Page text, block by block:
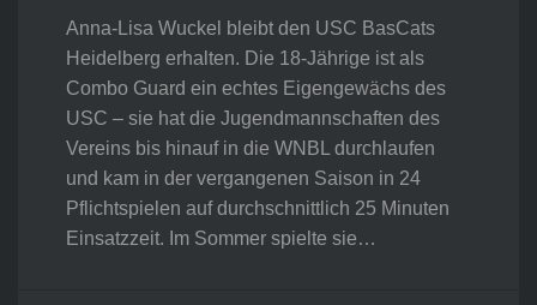
Anna-Lisa Wuckel bleibt den USC BasCats
Heidelberg erhalten. Die 18-Jährige ist als
Combo Guard ein echtes Eigengewächs des
USC – sie hat die Jugendmannschaften des
Vereins bis hinauf in die WNBL durchlaufen
und kam in der vergangenen Saison in 24
Pflichtspielen auf durchschnittlich 25 Minuten
Einsatzzeit. Im Sommer spielte sie…